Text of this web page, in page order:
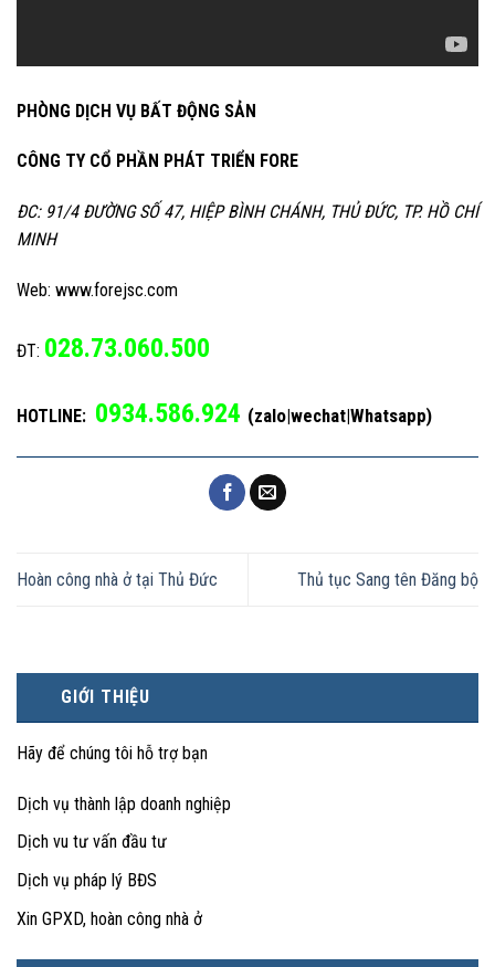
GIỚI THIỆU
Hãy để chúng tôi hỗ trợ bạn
Dịch vụ thành lập doanh nghiệp
Dịch vu tư vấn đầu tư
Dịch vụ pháp lý BĐS
Xin GPXD, hoàn công nhà ở
PHÒNG DỊCH VỤ BẤT ĐỘNG SẢN
CÔNG TY CỔ PHẦN PHÁT TRIỂN FORE
ĐC: 91/4 ĐƯỜNG SỐ 47, HIỆP BÌNH CHÁNH, THỦ ĐỨC, TP. HỒ CHÍ
MINH
Web: www.forejsc.com
ĐT: 028.73.060.500
HOTLINE: 0934.586.924 (zalo|wechat|Whatsapp)
Hoàn công nhà ở tại Thủ Đức Thủ tục Sang tên Đăng bộ